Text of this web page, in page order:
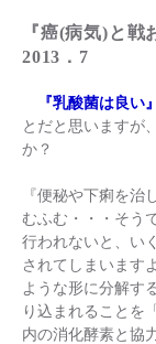
『癌(病気)と
2013．7
『乳酸菌は良い』
とだと思いますが
か？
『便秘や下痢を
むふむ・・・そう
行われないと、い
されてしまいます
ような形に分解す
り込まれることを
内の消化酵素と協